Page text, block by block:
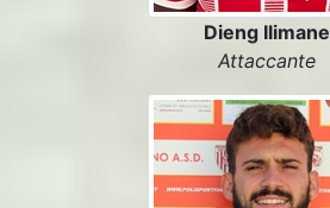
Dieng Ilimane
Attaccante